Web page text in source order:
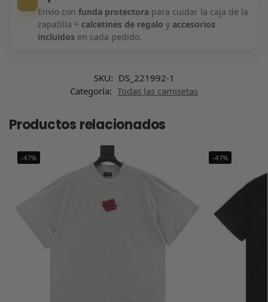
Envío con funda protectorapara cuidar la caja de la
zapatilla + calcetines de regalo y accesorios
incluidos en cada pedido.
SKU: DS_221992-1
Categoría: Todas las camisetas
Productos relacionados
-47% -47%